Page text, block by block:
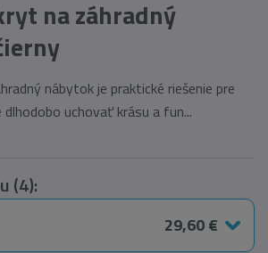
na záhradný
nábytok je praktické riešenie pre
uchovať krásu a fun...
(4):
29,60 €